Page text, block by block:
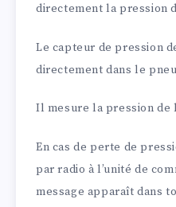
directement la pression
Le capteur de pression
directement dans le
Il mesure la pression de
En cas de perte de
par radio à l’unité de
message apparaît dans